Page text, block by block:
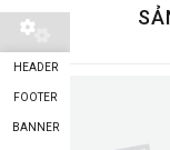
HEADER
FOOTER
BANNER